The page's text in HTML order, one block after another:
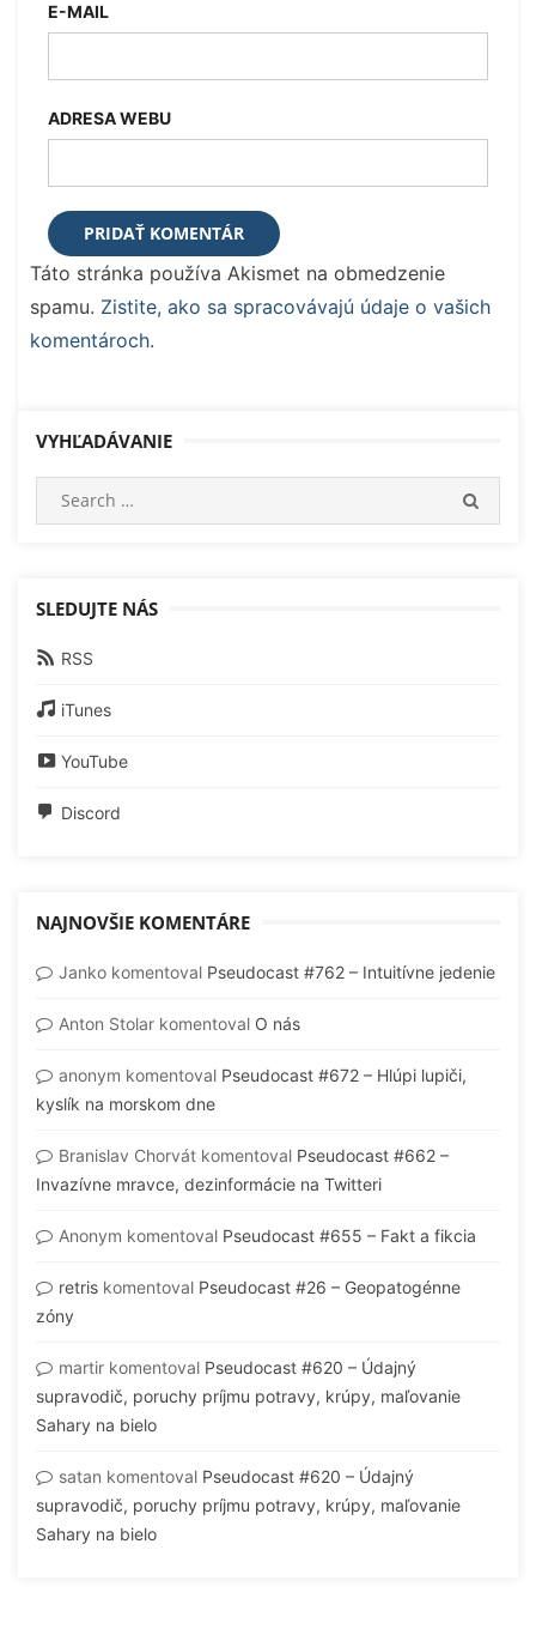
E-MAIL
ADRESA WEBU
Táto stránka používa Akismet na obmedzenie
spamu. Zistite, ako sa spracovávajú údaje o vašich
komentároch.
VYHĽADÁVANIE
SLEDUJTE NÁS
RSS
iTunes
YouTube
Discord
NAJNOVŠIE KOMENTÁRE
Janko komentoval Pseudocast #762 – Intuitívne jedenie
Anton Stolar komentoval O nás
anonym komentoval Pseudocast #672 – Hlúpi lupiči,
kyslík na morskom dne
Branislav Chorvát komentoval Pseudocast #662 –
Invazívne mravce, dezinformácie na Twitteri
Anonym komentoval Pseudocast #655 – Fakt a fikcia
retris komentoval Pseudocast #26 – Geopatogénne
zóny
martir komentoval Pseudocast #620 – Údajný
supravodič, poruchy príjmu potravy, krúpy, maľovanie
Sahary na bielo
satan komentoval Pseudocast #620 – Údajný
supravodič, poruchy príjmu potravy, krúpy, maľovanie
Sahary na bielo